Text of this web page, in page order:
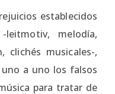
establecidos
melodía,
clichés musicales-,
a uno los falsos
para tratar de